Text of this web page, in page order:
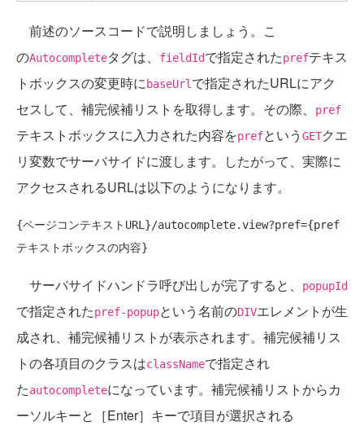
前述のソースコードで説明しましょう。こ
のAutocompleteタグは、 fieldIdで指定されたprefテキス
トボックスの変更時にbaseUrl で指定されたURLにアク
セスして、補完候補リストを取得します。その際、
pref
テキストボックスに入力された内容をprefという GETクエ
リ変数でサーバサイドに渡します。したがって、実際に
アクセスされるURLは以下のようになります。
{ページコンテキストURL}/autocomplete.view?pref={pref
サーバサイドハンドラ呼び出しが完了すると、 popupId
で指定されたpref-popupという名前のDIVエレメントが生
成され、補完候補リストが表示されます。補完候補リス
トの各項目のクラスはclassNameで指定され
たautocompleteになっています。補完候補リストからカ
ーソルキーと［Enter］キーで項目が選択される